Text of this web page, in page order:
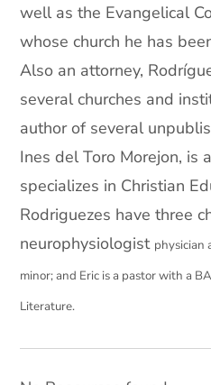
well as the Evangelical
whose church he has
Also an attorney,
several churches and
author of several
Ines del Toro Morejon, is
specializes in Christian
Rodriguezes have three
neurophysiologist physician
minor; and Eric is a pastor with a
Literature.